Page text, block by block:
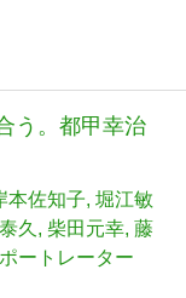
う。都甲幸治
本佐知子 堀江敏
久 柴田元幸 藤
ポートレーター